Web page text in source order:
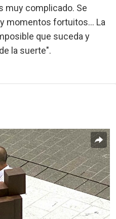
muy complicado. Se
momentos fortuitos... La
que suceda y
la suerte".